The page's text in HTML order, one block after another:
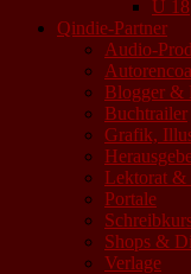
U 18
Qindie-Partner
Audio-
Blogger &
Buchtrailer
Grafik,
Lektorat &
Portale
Shops &
Verlage